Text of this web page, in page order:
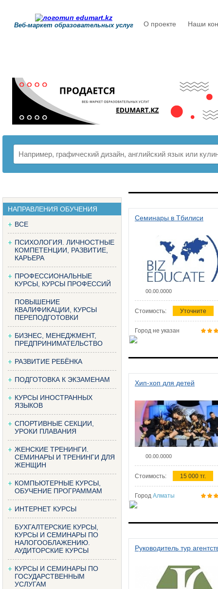
Веб-маркет образовательных услуг О проекте Наши
НАПРАВЛЕНИЯ ОБУЧЕНИЯ
ВСЕ
ПСИХОЛОГИЯ. ЛИЧНОСТНЫЕ
КОМПЕТЕНЦИИ, РАЗВИТИЕ,
КАРЬЕРА
ПРОФЕССИОНАЛЬНЫЕ
КУРСЫ, КУРСЫ ПРОФЕССИЙ
ПОВЫШЕНИЕ
КВАЛИФИКАЦИИ, КУРСЫ
ПЕРЕПОДГОТОВКИ
БИЗНЕС, МЕНЕДЖМЕНТ,
ПРЕДПРИНИМАТЕЛЬСТВО
РАЗВИТИЕ РЕБЁНКА
ПОДГОТОВКА К ЭКЗАМЕНАМ
КУРСЫ ИНОСТРАННЫХ
ЯЗЫКОВ
СПОРТИВНЫЕ СЕКЦИИ,
УРОКИ ПЛАВАНИЯ
ЖЕНСКИЕ ТРЕНИНГИ.
СЕМИНАРЫ И ТРЕНИНГИ ДЛЯ
ЖЕНЩИН
КОМПЬЮТЕРНЫЕ КУРСЫ,
ОБУЧЕНИЕ ПРОГРАММАМ
ИНТЕРНЕТ КУРСЫ
БУХГАЛТЕРСКИЕ КУРСЫ,
КУРСЫ И СЕМИНАРЫ ПО
НАЛОГООБЛАЖЕНИЮ.
АУДИТОРСКИЕ КУРСЫ
КУРСЫ И СЕМИНАРЫ ПО
ГОСУДАРСТВЕННЫМ
УСЛУГАМ
Семинары в Тбилиси
00.00.0000
Стоимость: Уточните
Город не указан
Хип-хоп для детей
00.00.0000
Стоимость: 15 000 тг.
Город Алматы
Руководитель тур